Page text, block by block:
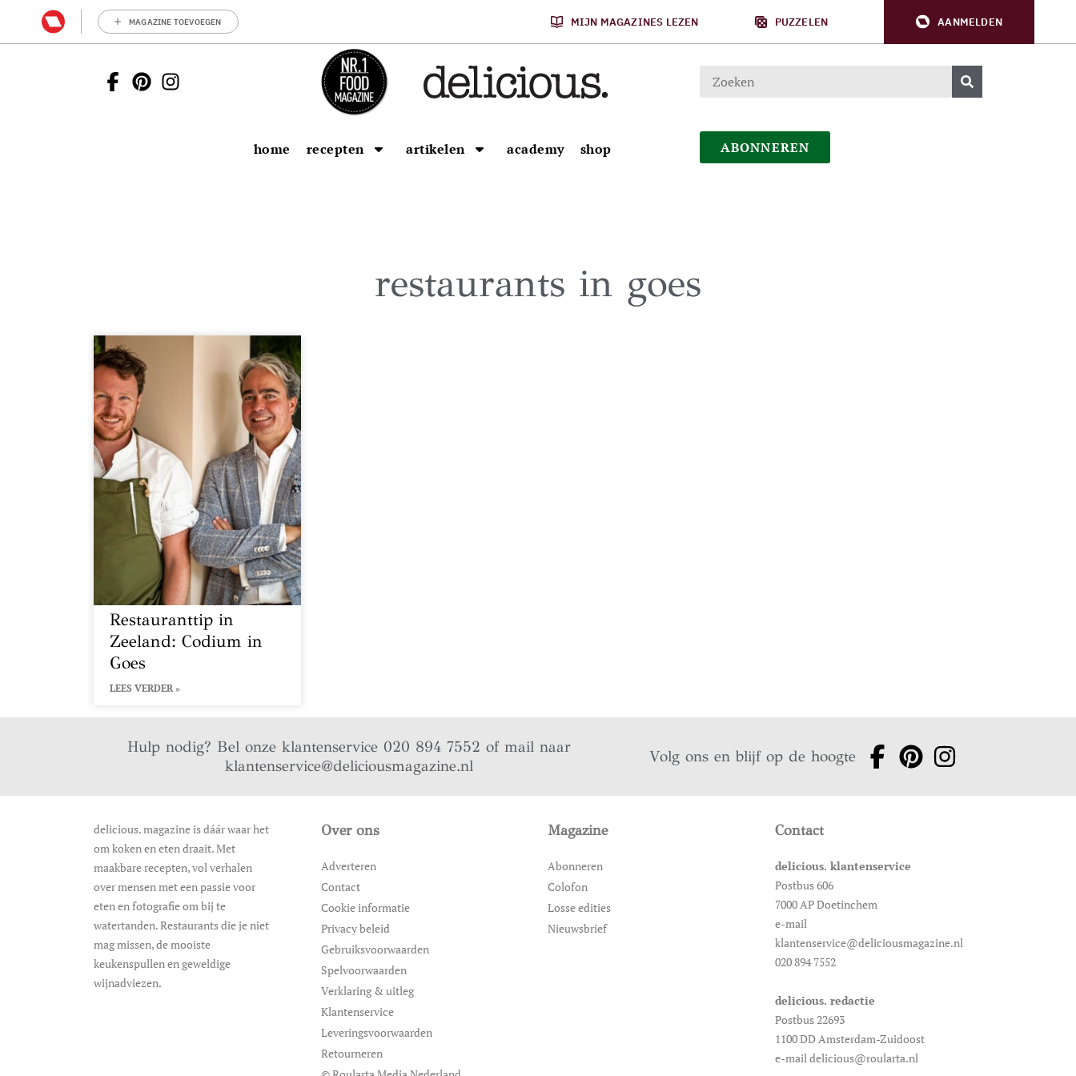
MAGAZINE TOEVOEGEN MIJN MAGAZINES LEZEN PUZZELEN AANMELDEN
home recepten artikelen academy shop ABONNEREN
restaurants in goes
Restauranttip in
Zeeland: Codium in
Goes
LEES VERDER »
Hulp nodig? Bel onze klantenservice 020 894 7552 of mail naar
klantenservice@deliciousmagazine.nl
Volg ons en blijf op de hoogte
delicious. magazine is dáár waar het
om koken en eten draait. Met
maakbare recepten, vol verhalen
over mensen met een passie voor
eten en fotografie om bij te
watertanden. Restaurants die je niet
mag missen, de mooiste
keukenspullen en geweldige
wijnadviezen.
Over ons
Adverteren
Contact
Cookie informatie
Privacy beleid
Gebruiksvoorwaarden
Spelvoorwaarden
Verklaring & uitleg
Klantenservice
Leveringsvoorwaarden
Retourneren
Magazine
Abonneren
Colofon
Losse edities
Nieuwsbrief
Contact
delicious. klantenservice
Postbus 606
7000 AP Doetinchem
e-mail
klantenservice@deliciousmagazine.nl
020 894 7552
delicious. redactie
Postbus 22693
1100 DD Amsterdam-Zuidoost
e-mail delicious@roularta.nl